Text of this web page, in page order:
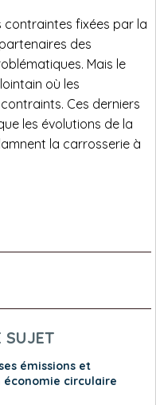
contraintes fixées par la
des
Mais le
où les
Ces derniers
les évolutions de la
la carrosserie à
SUJET
émissions et
économie circulaire